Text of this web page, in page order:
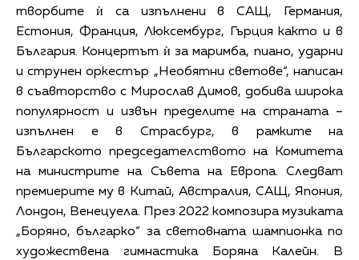
творбите ѝ са изпълнени в САЩ, Германия,
Естония, Франция, Люксембург, Гърция както и в
България. Концертът ѝ за маримба, пиано, ударни
и струнен оркестър „Необятни светове“, написан
в съавторство с Мирослав Димов, добива широка
популярност и извън пределите на страната –
изпълнен е в Страсбург, в рамките на
Българското председателството на Комитета
на министрите на Съвета на Европа. Следват
премиерите му в Китай, Австралия, САЩ, Япония,
Лондон, Венецуела. През 2022 композира музиката
„Боряно, българко“ за световната шампионка по
художествена гимнастика Боряна Калейн. В